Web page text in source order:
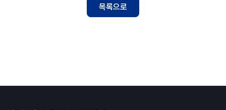
목록으로